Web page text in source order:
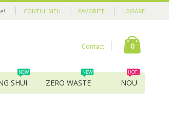
CONTUL MEU FAVORITE LOGARE
Contact 0
SHUI
NEW
ZERO WASTE
NEW
NOU
HOT!